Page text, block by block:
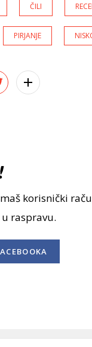
ČILI
PIRJANJE
korisnički
raspravu.